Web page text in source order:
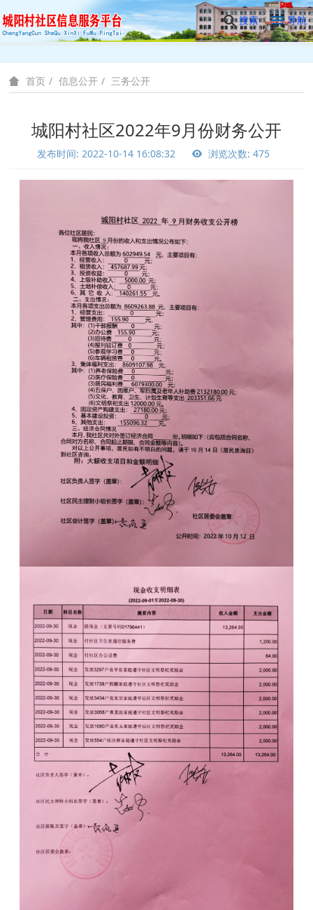
搜索 导航
首页 信息公开 三务公开
城阳村社区2022年9月份财务公开
发布时间: 2022-10-14 16:08:32 浏览次数: 475